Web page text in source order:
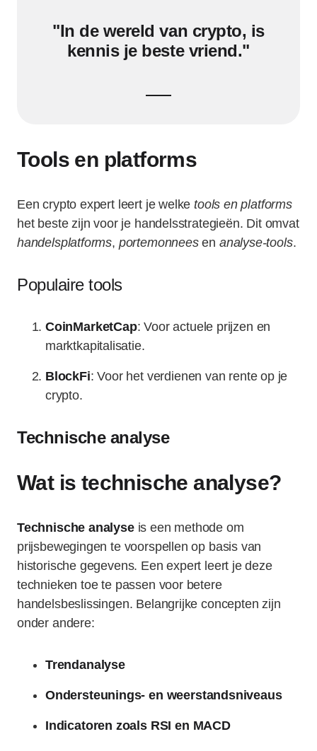
"In de wereld van crypto, is
kennis je beste vriend."
Tools en platforms
Een crypto expert leert je welketools en platforms
het beste zijn voor je handelsstrategieën. Dit omvat
handelsplatforms, portemonneesen analyse-tools.
Populaire tools
CoinMarketCap: Voor actuele prijzen en
marktkapitalisatie.
BlockFi: Voor het verdienen van rente op je
crypto.
Technische analyse
Wat is technische analyse?
Technische analyseis een methode om
prijsbewegingen te voorspellen op basis van
historische gegevens. Een expert leert je deze
technieken toe te passen voor betere
handelsbeslissingen. Belangrijke concepten zijn
onder andere:
Trendanalyse
Ondersteunings- en weerstandsniveaus
Indicatoren zoals RSI en MACD